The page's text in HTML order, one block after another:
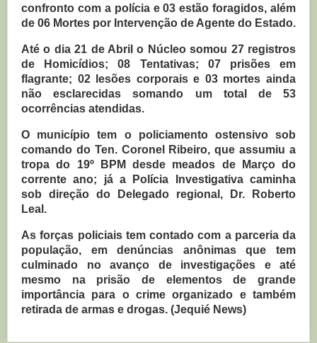
confronto com a polícia e 03 estão foragidos, além
de 06 Mortes por Intervenção de Agente do Estado.
Até o dia 21 de Abril o Núcleo somou 27 registros
de Homicídios; 08 Tentativas; 07 prisões em
flagrante; 02 lesões corporais e 03 mortes ainda
não esclarecidas somando um total de 53
ocorrências atendidas.
O município tem o policiamento ostensivo sob
comando do Ten. Coronel Ribeiro, que assumiu a
tropa do 19º BPM desde meados de Março do
corrente ano; já a Polícia Investigativa caminha
sob direção do Delegado regional, Dr. Roberto
Leal.
As forças policiais tem contado com a parceria da
população, em denúncias anônimas que tem
culminado no avanço de investigações e até
mesmo na prisão de elementos de grande
importância para o crime organizado e também
retirada de armas e drogas. (Jequié News)